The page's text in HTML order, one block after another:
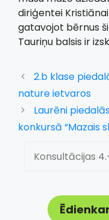
diriģentei
gatavojot bērnus
Tauriņu balsis ir
2.b klase
nature ietvaros
Laurēni
konkursā “Mazais